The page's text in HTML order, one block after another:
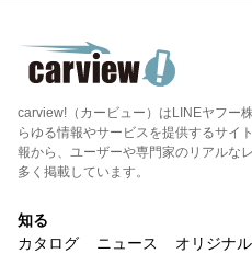
carview!（カービュー）はLINEヤフー
らゆる情報やサービスを提供するサイ
報から、ユーザーや専門家のリアルな
多く掲載しています。
知る
カタログ
ニュース オリジナ